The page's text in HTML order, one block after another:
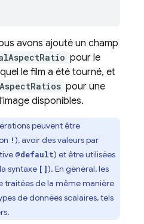
avons ajouté un champ
pour le
le film a été tourné, et
pour une
disponibles.
peuvent être
!), avoir des valeurs par
@default) et être utilisées
syntaxe []). En général, les
traitées de la même manière
de données scalaires, tels